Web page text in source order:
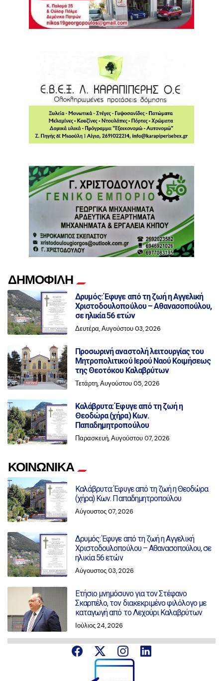
ΔΗΜΟΦΙΛΗ
Δρυμός: Έφυγε από τη ζωή η Αγγελική
Χριστοδουλοπούλου – Αθανασοπούλου,
σε ηλικία 56 ετών
Δευτέρα, Αυγούστου 03, 2026
Προσωρινή αναστολή λειτουργίας του
Μητροπολιτικού Ιερού Ναού Κοιμήσεως
της Θεοτόκου Καλαβρύτων
Τετάρτη, Αυγούστου 05, 2026
Καλάβρυτα: Έφυγε από τη ζωή η
Θεοδώρα (χήρα) Κων.
Παπαδημητροπούλου
Παρασκευή, Αυγούστου 07, 2026
ΚΟΙΝΩΝΙΚΑ
Καλάβρυτα: Έφυγε από τη ζωή η Θεοδώρα
(χήρα) Κων. Παπαδημητροπούλου
Αύγουστος 07, 2026
Δρυμός: Έφυγε από τη ζωή η Αγγελική
Χριστοδουλοπούλου – Αθανασοπούλου, σε
ηλικία 56 ετών
Αύγουστος 03, 2026
Ετήσιο μνημόσυνο για τον Στέφανο
Σκαρπέλο, τον διακεκριμένο φιλόλογο με
καταγωγή από το Λεχούρι Καλαβρύτων
Ιούλιος 24, 2026